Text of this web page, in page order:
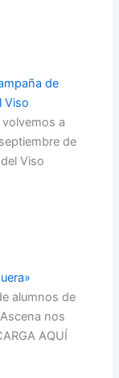
de
Viso
volvemos a
de
Viso
alumnos de
nos
AQUÍ